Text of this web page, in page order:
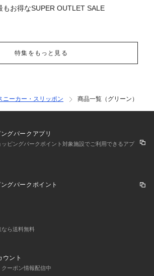
お得なSUPER OUTLET SALE
特集をもっと見る
ニーカー・スリッポン 商品一覧（グリーン）
グパークアプリ
ピングパークポイント対象施設でご利用できるアプ
グパークポイント
なら送料無料
ウント
ーポン情報配信中